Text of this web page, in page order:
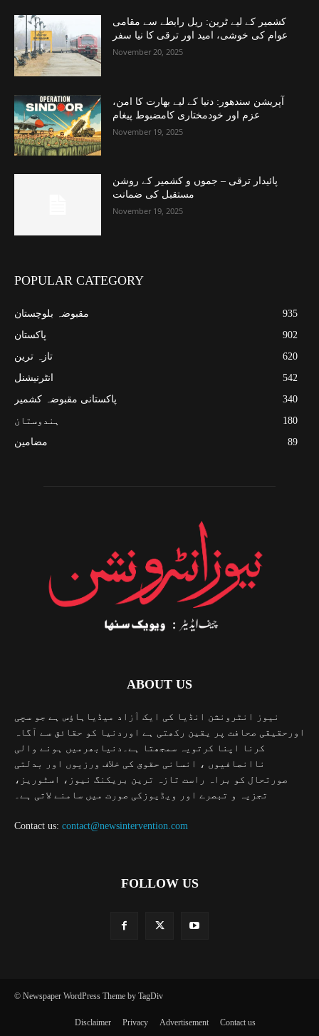
کشمیر کے لیے ٹرین: ریل رابطے سے مقامی
عوام کی خوشی، امید اور ترقی کا نیا سفر
November 20, 2025
آپریشن سندھور: دنیا کے لیے بھارت کا امن،
عزم اور خودمختاری کامضبوط پیغام
November 19, 2025
پائیدار ترقی – جموں و کشمیر کے روشن
مستقبل کی ضمانت
November 19, 2025
POPULAR CATEGORY
مقبوضہ بلوچستان
935
پاکستان
902
تازہ ترین
620
انٹرنیشنل
542
پاکستانی مقبوضہ کشمیر
340
ہندوستان
180
مضامین
89
ABOUT US
نیوز انٹرونشن انڈیا کی ایک آزاد میڈیاہاؤس ہے جو سچی
اورحقیقی صحافت پر یقین رکھتی ہے اوردنیا کو حقائق سے آگاہ
کرنا اپنا کرتویہ سمجھتا ہے۔دنیابھرمیں ہونے والی
ناانصافیوں ، انسانی حقوق کی خلاف ورزیوں اور بدلتی
صورتحال کو براہ راست تازہ ترین بریکنگ نیوز، اسٹوریز،
تجزیہ و تبصرے اور ویڈیوزکی صورت میں سامنے لاتی ہے۔
Contact us: contact@newsintervention.com
FOLLOW US
© Newspaper WordPress Theme by TagDiv
Disclaimer Privacy Advertisement Contact us